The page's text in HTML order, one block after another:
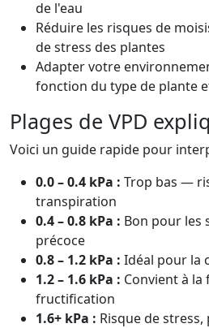
de l'eau
Réduire les risques de
de stress des plantes
Adapter votre
fonction du type de plante
Plages de VPD
Voici un guide rapide pour
0.0 – 0.4 kPa : Trop bas —
transpiration
0.4 – 0.8 kPa : Bon pour les
précoce
0.8 – 1.2 kPa : Idéal pour la
1.2 – 1.6 kPa : Convient à la
fructification
1.6+ kPa : Risque de